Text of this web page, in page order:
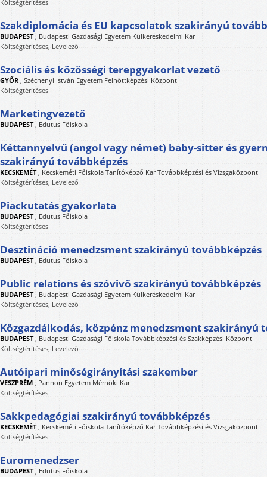
Költségtérítéses
Szakdiplomácia és EU kapcsolatok szakirányú
BUDAPEST, Budapesti Gazdasági Egyetem Külkereskedelmi Kar
Költségtérítéses, Levelező
Szociális és közösségi terepgyakorlat vezető
GYŐR , Széchenyi István Egyetem Felnőttképzési Központ
Költségtérítéses
Marketingvezető
BUDAPEST, Edutus Főiskola
Kéttannyelvű (angol vagy német) baby-sitter és
szakirányú továbbképzés
KECSKEMÉT, Kecskeméti Főiskola Tanítóképző Kar Továbbképzési és Vizsgaközpont
Költségtérítéses, Levelező
Piackutatás gyakorlata
BUDAPEST, Edutus Főiskola
Költségtérítéses
Desztináció menedzsment szakirányú továbbképzés
BUDAPEST, Edutus Főiskola
Public relations és szóvivő szakirányú továbbképzés
BUDAPEST, Budapesti Gazdasági Egyetem Külkereskedelmi Kar
Költségtérítéses, Levelező
Közgazdálkodás, közpénz menedzsment szakirányú
BUDAPEST, Budapesti Gazdasági Főiskola Továbbképzési és Szakképzési Központ
Költségtérítéses, Levelező
Autóipari minőségirányítási szakember
VESZPRÉM , Pannon Egyetem Mérnöki Kar
Költségtérítéses
Sakkpedagógiai szakirányú továbbképzés
KECSKEMÉT, Kecskeméti Főiskola Tanítóképző Kar Továbbképzési és Vizsgaközpont
Költségtérítéses
Euromenedzser
BUDAPEST, Edutus Főiskola